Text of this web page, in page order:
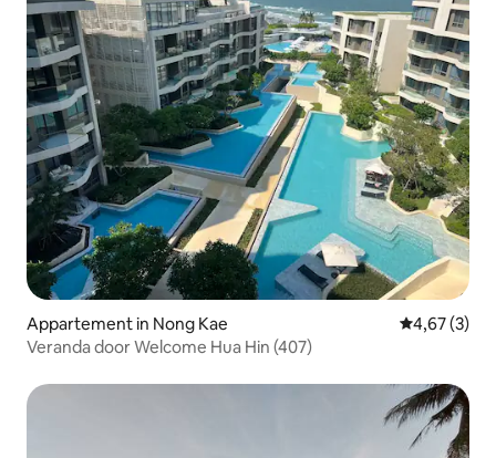
Appartement in Nong Kae
4,67 (3)
Veranda door Welcome Hua Hin (407)